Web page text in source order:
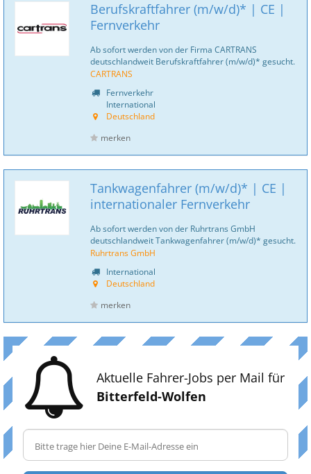
Berufskraftfahrer (m/w/d)* | CE |
Fernverkehr
Ab sofort werden von der Firma CARTRANS
deutschlandweit Berufskraftfahrer (m/w/d)* gesucht.
CARTRANS
Fernverkehr
International
Deutschland
merken
Tankwagenfahrer (m/w/d)* | CE |
internationaler Fernverkehr
Ab sofort werden von der Ruhrtrans GmbH
deutschlandweit Tankwagenfahrer (m/w/d)* gesucht.
Ruhrtrans GmbH
International
Deutschland
merken
Aktuelle Fahrer-Jobs per Mail für
Bitterfeld-Wolfen